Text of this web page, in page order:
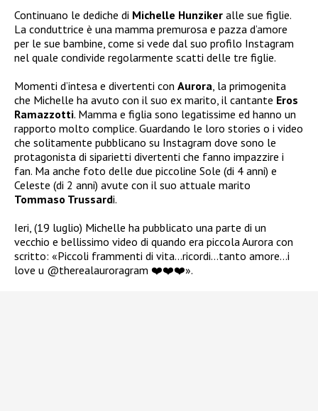
Continuano le dediche di Michelle Hunziker alle sue figlie.
La conduttrice è una mamma premurosa e pazza d’amore
per le sue bambine, come si vede dal suo profilo Instagram
nel quale condivide regolarmente scatti delle tre figlie.
Momenti d’intesa e divertenti con Aurora , la primogenita
che Michelle ha avuto con il suo ex marito, il cantante Eros
Ramazzotti. Mamma e figlia sono legatissime ed hanno un
rapporto molto complice. Guardando le loro stories o i video
che solitamente pubblicano su Instagram dove sono le
protagonista di siparietti divertenti che fanno impazzire i
fan. Ma anche foto delle due piccoline Sole (di 4 anni) e
Celeste (di 2 anni) avute con il suo attuale marito
Tommaso Trussardi.
Ieri, (19 luglio) Michelle ha pubblicato una parte di un
vecchio e bellissimo video di quando era piccola Aurora con
scritto: «Piccoli frammenti di vita…ricordi…tanto amore…i
love u @therealauroragram ❤️❤️❤️».